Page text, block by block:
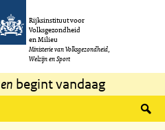
Rijksinstituut voor
Volksgezondheid
en Milieu
Ministerie van Volksgezondheid,
Welzijn en Sport
begint vandaag